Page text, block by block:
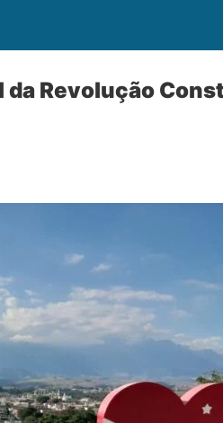
da Revolução